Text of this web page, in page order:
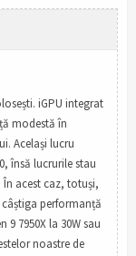
iGPU integrat
modestă în
Același lucru
însă lucrurile stau
În acest caz, totuși,
performanță
9 7950X la 30W sau
noastre de